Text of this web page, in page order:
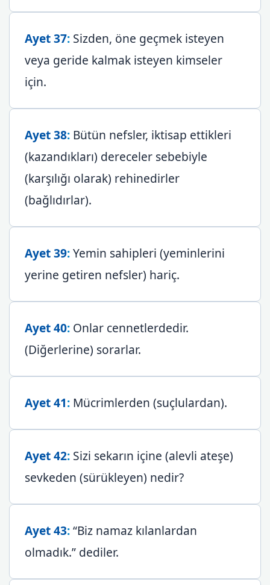
Ayet 37: Sizden, öne geçmek isteyen
veya geride kalmak isteyen kimseler
için.
Ayet 38: Bütün nefsler, iktisap ettikleri
(kazandıkları) dereceler sebebiyle
(karşılığı olarak) rehinedirler
(bağlıdırlar).
Ayet 39:Yemin sahipleri (yeminlerini
yerine getiren nefsler) hariç.
Ayet 40: Onlar cennetlerdedir.
(Diğerlerine) sorarlar.
Ayet 41: Mücrimlerden (suçlulardan).
Ayet 42: Sizi sekarın içine (alevli ateşe)
sevkeden (sürükleyen) nedir?
Ayet 43:“Biz namaz kılanlardan
olmadık.” dediler.